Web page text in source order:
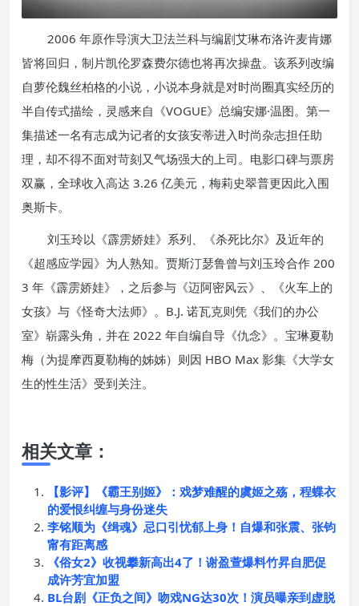
2006 年原作导演大卫法兰科与编剧艾琳布洛许麦肯娜
皆将回归，制片凯伦罗森费尔德也将再次操盘。该系列改编
自萝伦魏丝柏格的小说，小说本身就是对时尚圈真实经历的
半自传式描绘，灵感来自《VOGUE》总编安娜·温图。第一
集描述一名有志成为记者的女孩安蒂进入时尚杂志担任助
理，却不得不面对苛刻又气场强大的上司。电影口碑与票房
双赢，全球收入高达 3.26 亿美元，梅莉史翠普更因此入围
奥斯卡。
刘玉玲以《霹雳娇娃》系列、《杀死比尔》及近年的
《超感应学园》为人熟知。贾斯汀瑟鲁曾与刘玉玲合作 200
3 年《霹雳娇娃》，之后参与《迈阿密风云》、《火车上的
女孩》与《怪奇大法师》。B.J. 诺瓦克则凭《我们的办公
室》崭露头角，并在 2022 年自编自导《仇念》。宝琳夏勒
梅（为提摩西夏勒梅的姊姊）则因 HBO Max 影集《大学女
生的性生活》受到关注。
相关文章：
【影评】《霸王别姬》：戏梦难醒的虞姬之殇，程蝶衣
的爱恨纠缠与身份迷失
李铭顺为《缉魂》忌口引忧郁上身！自爆和张震、张钧
甯有距离感
《俗女2》收视攀新高出4了！谢盈萱爆料竹昇自肥促
成许芳宜加盟
BL台剧《正负之间》吻戏NG达30次！演员曝亲到虚脱